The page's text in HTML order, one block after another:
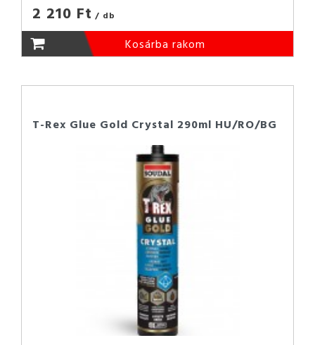
2 210 Ft / db
Kosárba rakom
T-Rex Glue Gold Crystal 290ml HU/RO/BG